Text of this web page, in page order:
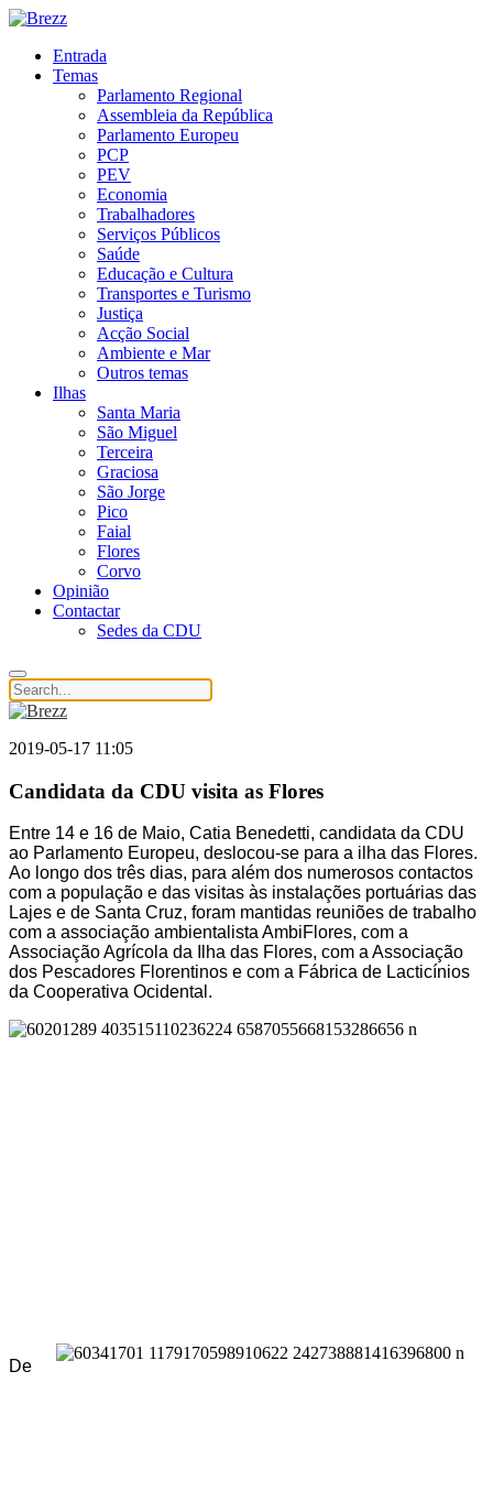
Entrada
Temas
Parlamento Regional
Assembleia da República
Parlamento Europeu
PCP
PEV
Economia
Trabalhadores
Serviços Públicos
Saúde
Educação e Cultura
Transportes e Turismo
Justiça
Acção Social
Ambiente e Mar
Outros temas
Ilhas
Santa Maria
São Miguel
Terceira
Graciosa
São Jorge
Pico
Faial
Flores
Corvo
Opinião
Contactar
Sedes da CDU
2019-05-17 11:05
Candidata da CDU visita as Flores
Entre 14 e 16 de Maio, Catia Benedetti, candidata da CDU
ao Parlamento Europeu, deslocou-se para a ilha das Flores.
Ao longo dos três dias, para além dos numerosos contactos
com a população e das visitas às instalações portuárias das
Lajes e de Santa Cruz, foram mantidas reuniões de trabalho
com a associação ambientalista AmbiFlores, com a
Associação Agrícola da Ilha das Flores, com a Associação
dos Pescadores Florentinos e com a Fábrica de Lacticínios
da Cooperativa Ocidental.
De